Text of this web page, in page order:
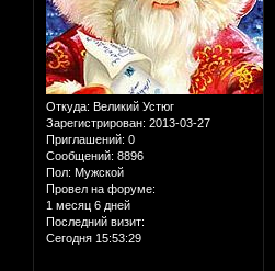
Откуда: Великий Устюг
Зарегистрирован: 2013-03-27
Приглашений: 0
Сообщений: 8896
Пол: Мужской
Провел на форуме:
1 месяц 6 дней
Последний визит:
Сегодня 15:53:29